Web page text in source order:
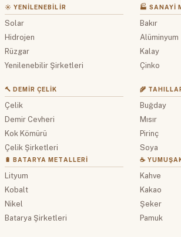
☀️ YENILENEBILIR
Solar
Hidrojen
Rüzgar
Yenilenebilir Şirketleri
🏭 SANAYI
Bakır
Alüminyum
Kalay
Çinko
🔨 DEMIR ÇELIK
Çelik
Demir Cevheri
Kok Kömürü
Çelik Şirketleri
🔋 BATARYA METALLERI
Lityum
Kobalt
Nikel
Batarya Şirketleri
🌾
Buğday
Mısır
Pirinç
Soya
☕
Kahve
Kakao
Şeker
Pamuk